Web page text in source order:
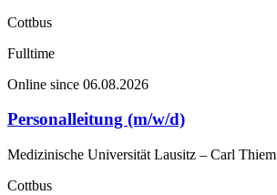
Cottbus
Fulltime
Online since 06.08.2026
Personalleitung (m/w/d)
Medizinische Universität Lausitz – Carl Thiem
Cottbus